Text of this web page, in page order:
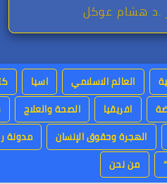
.د هشام عوكل
العالم الاسلامي اسيا
افريقيا الصحة والعلاج
الهجرة وحقوق الإنسان
مدونة
من نحن